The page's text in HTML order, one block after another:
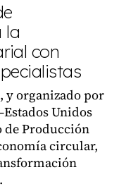
la
con
y organizado por
Unidos
de Producción
circular,